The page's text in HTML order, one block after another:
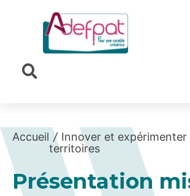
Accueil / Innover et expérimenter
territoires
Présentation